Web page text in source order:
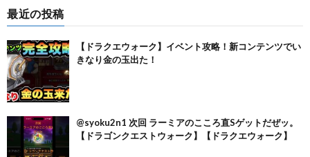
最近の投稿
【ドラクエウォーク】イベント攻略！新コンテンツでい
きなり金の玉出た！
@syoku2n1 次回 ラーミアのこころ直Sゲットだぜッ。
【ドラゴンクエストウォーク】【ドラクエウォーク】